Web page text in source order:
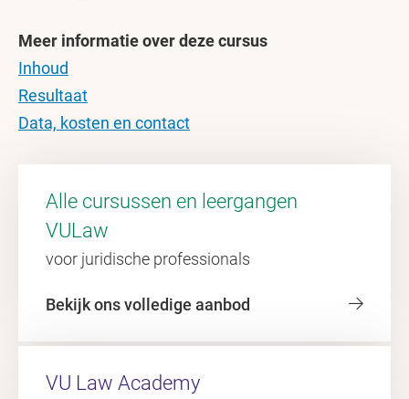
Meer informatie over deze cursus
Inhoud
Resultaat
Data, kosten en contact
Alle cursussen en leergangen
VULaw
voor juridische professionals
Bekijk ons volledige aanbod
VU Law Academy